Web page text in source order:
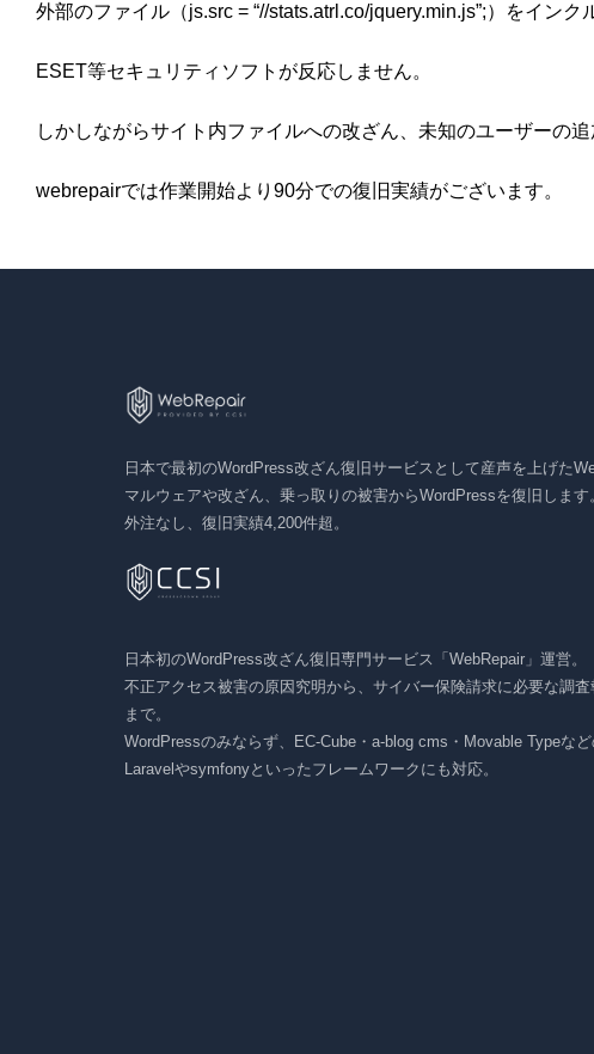
外部のファイル（js.src = “//stats.atrl.co/jquery.min.js”;）をインク
ESET等セキュリティソフトが反応しません。
しかしながらサイト内ファイルへの改ざん、未知のユーザーの追
webrepairでは作業開始より90分での復旧実績がございます。
日本で最初のWordPress改ざん復旧サービスとして産声を上げた
マルウェアや改ざん、乗っ取りの被害からWordPressを復旧します
外注なし、復旧実績4,200件超。
日本初のWordPress改ざん復旧専門サービス「WebRepair」運営。
不正アクセス被害の原因究明から、サイバー保険請求に必要な調
まで。
WordPressのみならず、EC-Cube・a-blog cms・Movable Typeなど
Laravelやsymfonyといったフレームワークにも対応。